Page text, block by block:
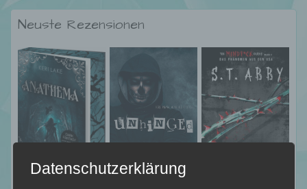
Neuste Rezensionen
Datenschutzerklärung